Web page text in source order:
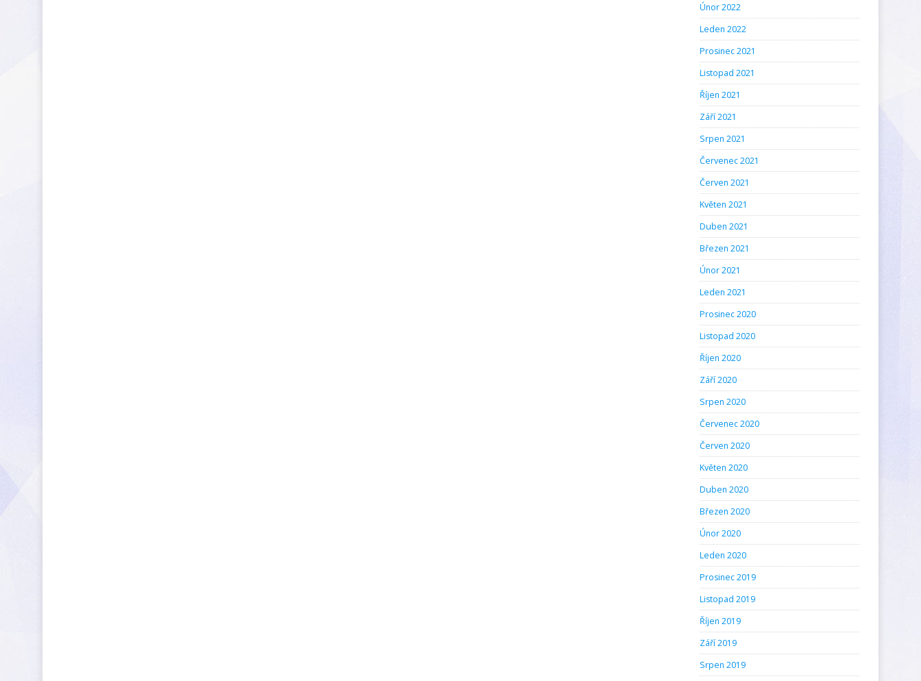
Únor 2022
Leden 2022
Prosinec 2021
Listopad 2021
Říjen 2021
Září 2021
Srpen 2021
Červenec 2021
Červen 2021
Květen 2021
Duben 2021
Březen 2021
Únor 2021
Leden 2021
Prosinec 2020
Listopad 2020
Říjen 2020
Září 2020
Srpen 2020
Červenec 2020
Červen 2020
Květen 2020
Duben 2020
Březen 2020
Únor 2020
Leden 2020
Prosinec 2019
Listopad 2019
Říjen 2019
Září 2019
Srpen 2019